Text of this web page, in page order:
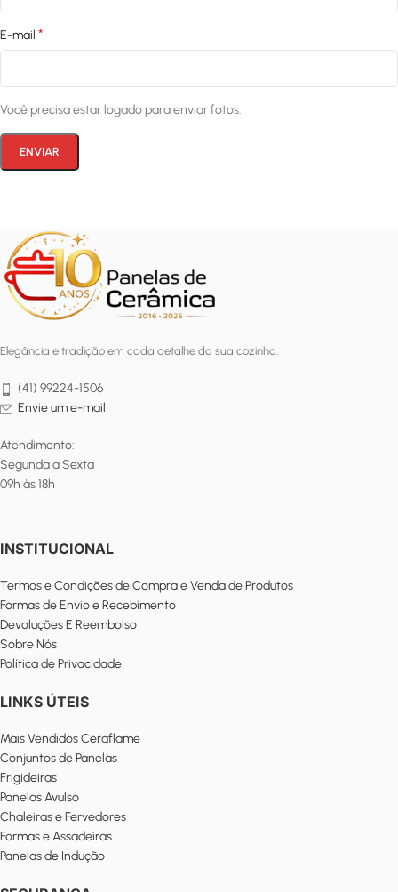
E-mail *
Você precisa estar logado para enviar fotos.
Elegância e tradição em cada detalhe da sua cozinha.
(41) 99224-1506
Envie um e-mail
Atendimento:
Segunda a Sexta
09h às 18h
INSTITUCIONAL
Termos e Condições de Compra e Venda de Produtos
Formas de Envio e Recebimento
Devoluções E Reembolso
Sobre Nós
Política de Privacidade
LINKS ÚTEIS
Mais Vendidos Ceraflame
Conjuntos de Panelas
Frigideiras
Panelas Avulso
Chaleiras e Fervedores
Formas e Assadeiras
Panelas de Indução